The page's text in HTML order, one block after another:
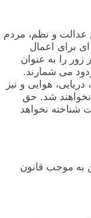
عدالت‏ و نظم‏، مردم‏
برای‏ اعمال‏
زور را به‏ عنوان‏
می‏ شمارند.
هوایی‏ و نیز
نخواهند شد. حق‏
شناخته‏ نخواهد
به‏ موجب‏ قانون‏